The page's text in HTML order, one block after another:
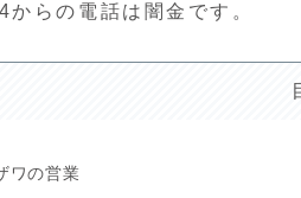
らの電話は闇金です。
ワの営業